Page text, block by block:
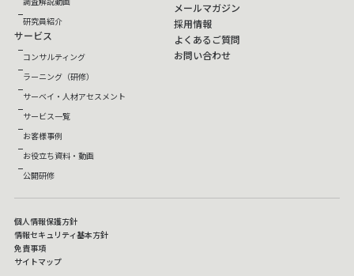
研究員紹介
サービス
コンサルティング
ラーニング（研修）
サーベイ・人材アセスメント
サービス一覧
お客様事例
お役立ち資料・動画
公開研修
メールマガジン
採用情報
よくあるご質問
お問い合わせ
個人情報保護方針
情報セキュリティ基本方針
免責事項
サイトマップ